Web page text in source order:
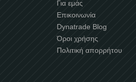
Για εμάς
Επικοινωνία
Dynatrade Blog
Όροι χρήσης
Πολιτική απορρήτου